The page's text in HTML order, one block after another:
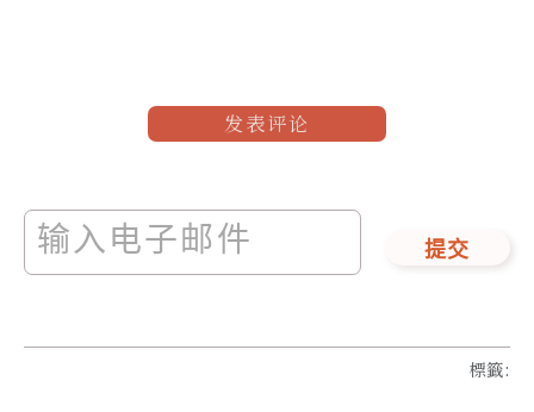
发表评论
提交
標籤: